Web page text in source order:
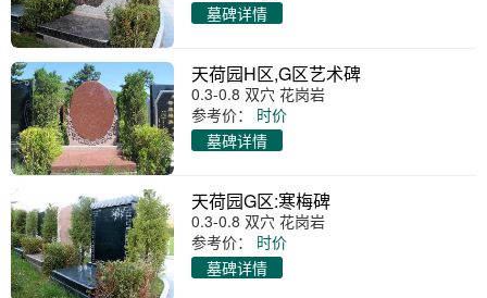
墓碑详情
天荷园H区,G区艺术碑
0.3-0.8 双穴 花岗岩
参考价：
时价
墓碑详情
天荷园G区:寒梅碑
0.3-0.8 双穴 花岗岩
参考价：
时价
墓碑详情